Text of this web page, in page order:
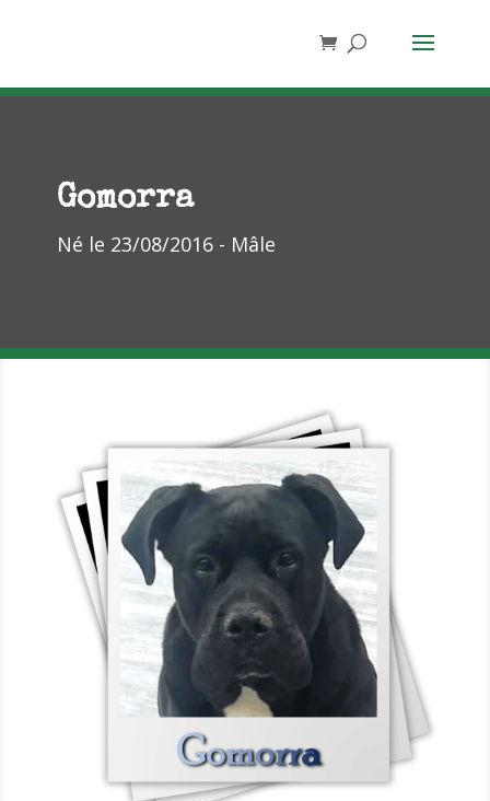
Gomorra
Né le 23/08/2016 - Mâle